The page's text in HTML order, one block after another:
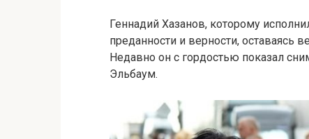
Геннадий Хазанов, которому
преданности и верности, оставаясь
Недавно он с гордостью показал
Эльбаум.